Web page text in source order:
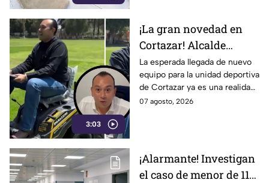
3:03
¡La gran novedad en
Cortazar! Alcalde
presume nuevo equipo
para la unidad
deportiva… y era una
podadora
La esperada llegada de nuevo
equipo para la unidad deportiva
de Cortazar ya es una realidad.
El alcalde Mauricio Estefanía
07 agosto, 2026
¡Alarmante! Investigan
el caso de menor de 11